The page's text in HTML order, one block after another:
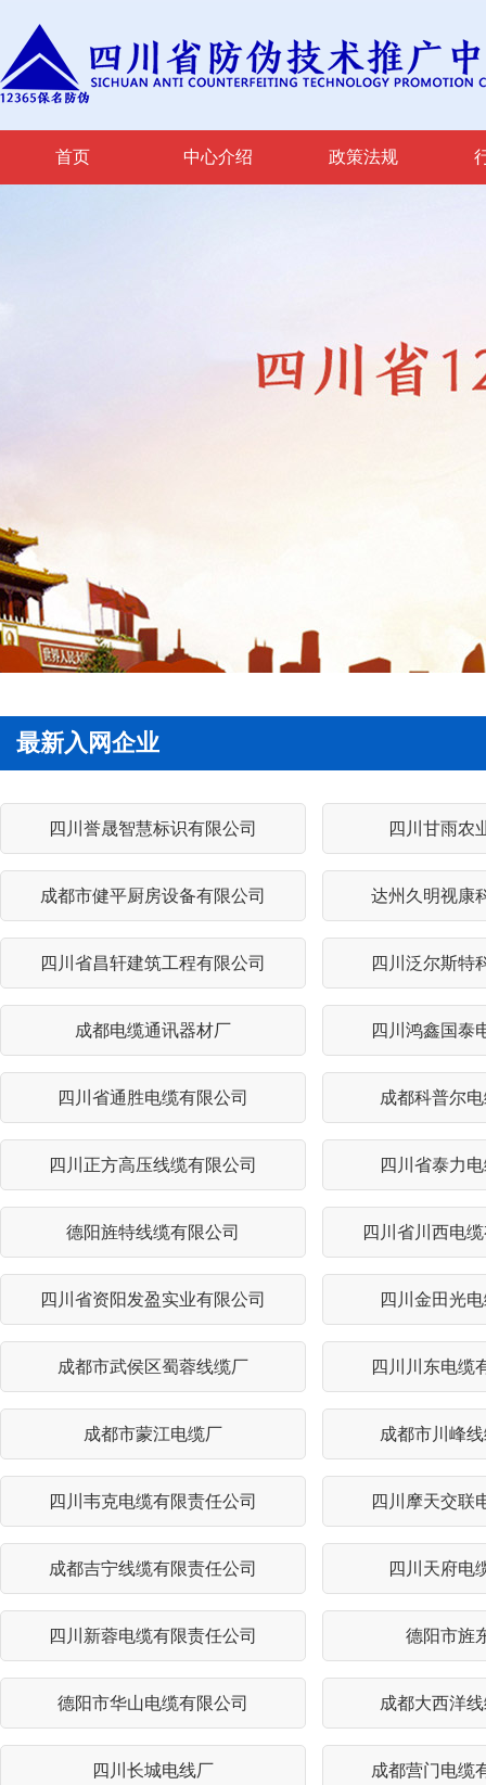
首页 中心介绍 政策法规
最新入网企业
四川誉晟智慧标识有限公司 四川甘雨农
成都市健平厨房设备有限公司 达州久明视康
四川省昌轩建筑工程有限公司 四川泛尔斯特
成都电缆通讯器材厂 四川鸿鑫国泰
四川省通胜电缆有限公司 成都科普尔
四川正方高压线缆有限公司 四川省泰力
德阳旌特线缆有限公司 四川省川西电
四川省资阳发盈实业有限公司 四川金田光
成都市武侯区蜀蓉线缆厂 四川川东电缆
成都市蒙江电缆厂 成都市川峰
四川韦克电缆有限责任公司 四川摩天交联
成都吉宁线缆有限责任公司 四川天府电
四川新蓉电缆有限责任公司 德阳市旌
德阳市华山电缆有限公司 成都大西洋
四川长城电线厂 成都营门电缆